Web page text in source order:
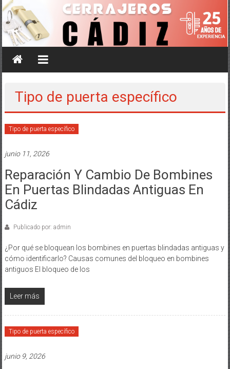
Saltar
al
contenido
Tipo de puerta específico
Tipo de puerta específico
junio 11, 2026
Reparación Y Cambio De Bombines
En Puertas Blindadas Antiguas En
Cádiz
Publicado por: admin
¿Por qué se bloquean los bombines en puertas blindadas antiguas y
cómo identificarlo? Causas comunes del bloqueo en bombines
antiguos El bloqueo de los
Leer más
Tipo de puerta específico
junio 9, 2026